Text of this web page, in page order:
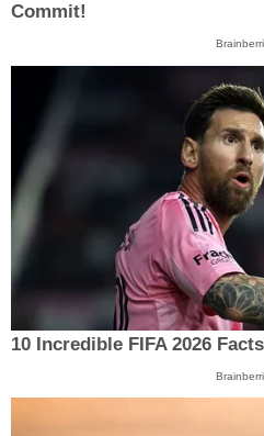
Commit!
10 Incredible FIFA 2026